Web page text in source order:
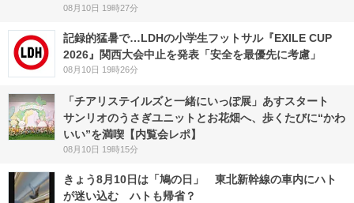
08月10日 19時27分
記録的猛暑で…LDHの小学生フットサル『EXILE CUP
2026』関西大会中止を発表「安全を最優先に考慮」
08月10日 19時26分
「チアリステイルズと一緒にいっぽ展」あすスタート
サンリオのうさぎユニットとお花畑へ、歩くたびに“かわ
いい”を満喫【内覧会レポ】
08月10日 19時15分
きょう8月10日は「鳩の日」 東北新幹線の車内にハト
が迷い込む ハトも帰省？